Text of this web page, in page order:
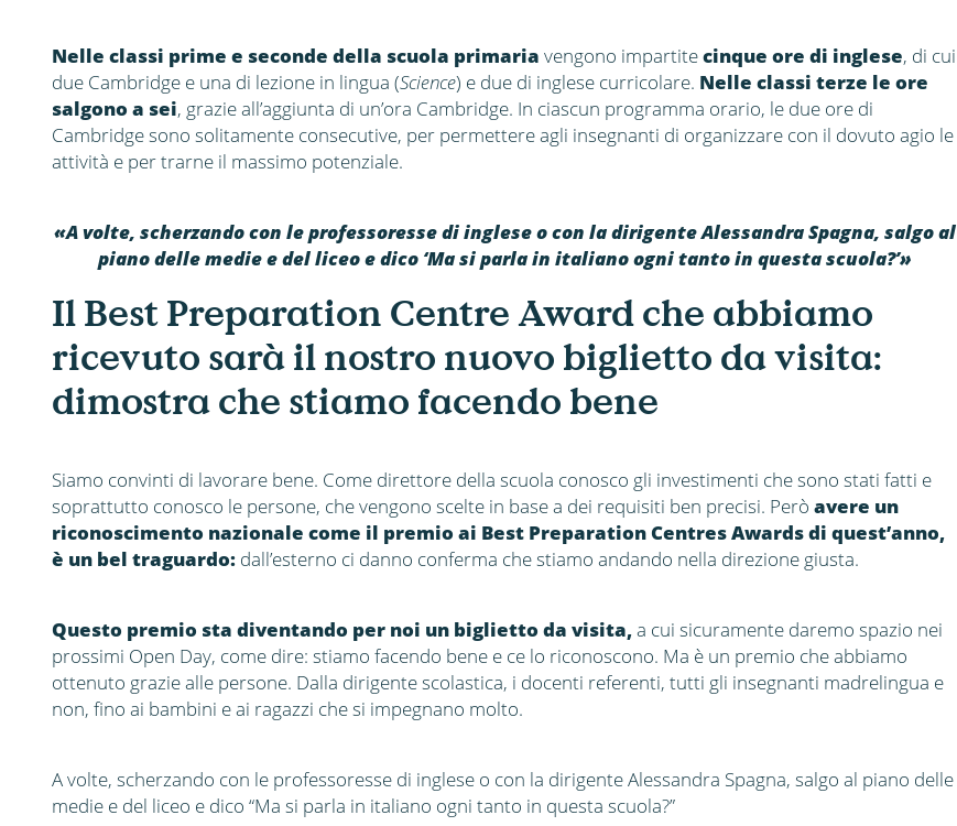
Nelle classi prime e seconde della scuola primaria vengono impartitecinque ore di inglese, di cui
due Cambridge e una di lezione in lingua (Science) e due di inglese curricolare. Nelle classi terze le ore
salgono a sei, grazie all’aggiunta di un’ora Cambridge. In ciascun programma orario, le due ore di
Cambridge sono solitamente consecutive, per permettere agli insegnanti di organizzare con il dovuto agio le
attività e per trarne il massimo potenziale.
«A volte, scherzando con le professoresse di inglese o con la dirigente Alessandra Spagna, salgo al
piano delle medie e del liceo e dico ‘Ma si parla in italiano ogni tanto in questa scuola?’»
Il Best Preparation Centre Award che abbiamo
ricevuto sarà il nostro nuovo biglietto da visita:
dimostra che stiamo facendo bene
Siamo convinti di lavorare bene. Come direttore della scuola conosco gli investimenti che sono stati fatti e
soprattutto conosco le persone, che vengono scelte in base a dei requisiti ben precisi. Però avere un
riconoscimento nazionale come il premio ai Best Preparation Centres Awards di quest’anno,
è un bel traguardo: dall’esterno ci danno conferma che stiamo andando nella direzione giusta.
Questo premio sta diventando per noi un biglietto da visita,a cui sicuramente daremo spazio nei
prossimi Open Day, come dire: stiamo facendo bene e ce lo riconoscono. Ma è un premio che abbiamo
ottenuto grazie alle persone. Dalla dirigente scolastica, i docenti referenti, tutti gli insegnanti madrelingua e
non, fino ai bambini e ai ragazzi che si impegnano molto.
A volte, scherzando con le professoresse di inglese o con la dirigente Alessandra Spagna, salgo al piano delle
medie e del liceo e dico “Ma si parla in italiano ogni tanto in questa scuola?”